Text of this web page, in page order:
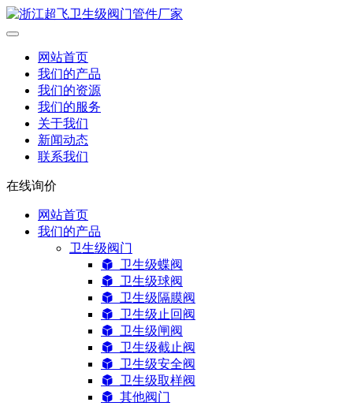
网站首页
我们的产品
我们的资源
我们的服务
关于我们
新闻动态
联系我们
在线询价
网站首页
我们的产品
卫生级阀门
卫生级蝶阀
卫生级球阀
卫生级隔膜阀
卫生级止回阀
卫生级闸阀
卫生级截止阀
卫生级安全阀
卫生级取样阀
其他阀门